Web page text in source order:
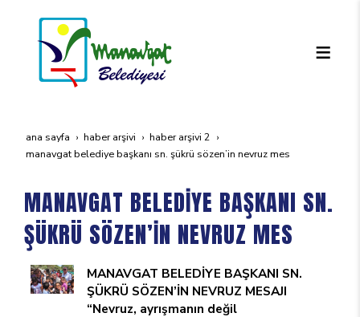
ana sayfa haber arşivi
haber arşivi 2
manavgat beledi̇ye başkani sn. şükrü sözen’i̇n nevruz mes
MANAVGAT BELEDİYE BAŞKANI SN.
ŞÜKRÜ SÖZEN’İN NEVRUZ MES
MANAVGAT BELEDİYE BAŞKANI SN.
ŞÜKRÜ SÖZEN’İN NEVRUZ MESAJI
“Nevruz, ayrışmanın değil